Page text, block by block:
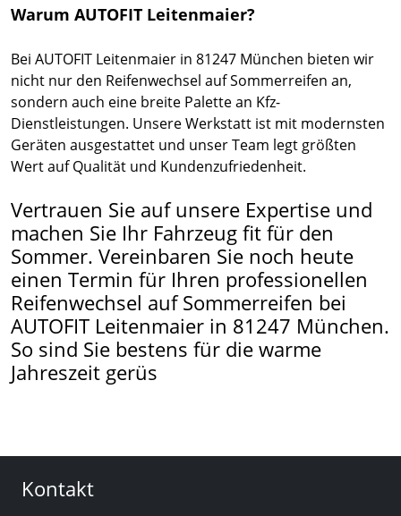
Warum AUTOFIT Leitenmaier?
Bei AUTOFIT Leitenmaier in 81247 München bieten wir
nicht nur den Reifenwechsel auf Sommerreifen an,
sondern auch eine breite Palette an Kfz-
Dienstleistungen. Unsere Werkstatt ist mit modernsten
Geräten ausgestattet und unser Team legt größten
Wert auf Qualität und Kundenzufriedenheit.
Vertrauen Sie auf unsere Expertise und
machen Sie Ihr Fahrzeug fit für den
Sommer. Vereinbaren Sie noch heute
einen Termin für Ihren professionellen
Reifenwechsel auf Sommerreifen bei
AUTOFIT Leitenmaier in 81247 München.
So sind Sie bestens für die warme
Jahreszeit gerüs
Kontakt